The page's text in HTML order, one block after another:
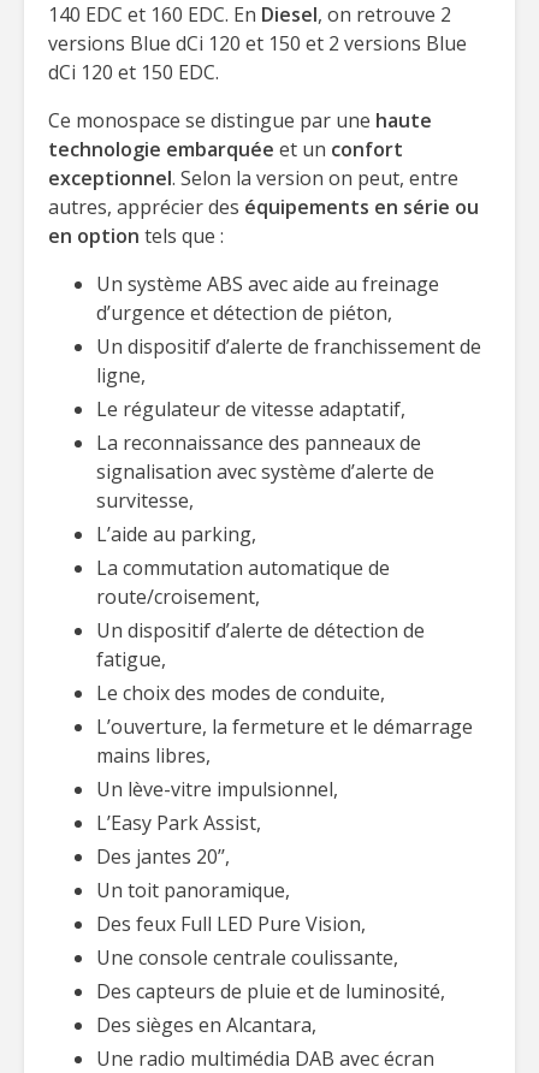
140 EDC et 160 EDC. En Diesel, on retrouve 2
versions Blue dCi 120 et 150 et 2 versions Blue
dCi 120 et 150 EDC.
Ce monospace se distingue par une haute
technologie embarquée et un confort
exceptionnel. Selon la version on peut, entre
autres, apprécier des équipements en série ou
en option tels que :
Un système ABS avec aide au freinage
d’urgence et détection de piéton,
Un dispositif d’alerte de franchissement de
ligne,
Le régulateur de vitesse adaptatif,
La reconnaissance des panneaux de
signalisation avec système d’alerte de
survitesse,
L’aide au parking,
La commutation automatique de
route/croisement,
Un dispositif d’alerte de détection de
fatigue,
Le choix des modes de conduite,
L’ouverture, la fermeture et le démarrage
mains libres,
Un lève-vitre impulsionnel,
L’Easy Park Assist,
Des jantes 20’’,
Un toit panoramique,
Des feux Full LED Pure Vision,
Une console centrale coulissante,
Des capteurs de pluie et de luminosité,
Des sièges en Alcantara,
Une radio multimédia DAB avec écran